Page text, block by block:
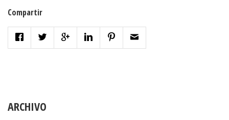
Compartir
ARCHIVO